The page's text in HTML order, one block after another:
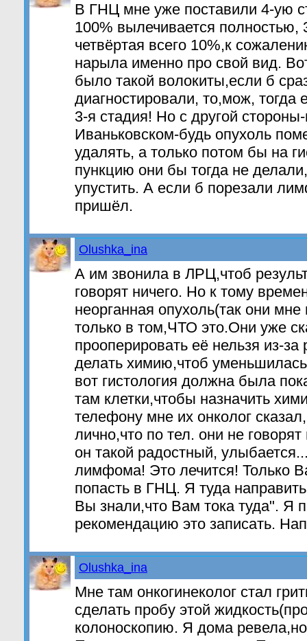
В ГНЦ мне уже поставили 4-ую
100% вылечивается полностью,
четвёртая всего 10%,к
нарыла именно про свой вид.
было такой волокиты,если б
диагностировали, то,мож,
3-я стадия! Но с другой
Иваньковском-будь опухоль
удалять, а только потом бы на
пункцию они бы тогда не
упустить. А если б порезали
пришёл.
Olushka_ina
А им звонила в ЛРЦ,чтоб
говорят ничего. Но к тому
неорганная опухоль(так они
только в том,ЧТО это.Они уже
прооперировать её нельзя из-
делать химию,чтоб
вот гистология должна была
там клетки,чтобы назначить
телефону мне их онколог
лично,что по тел. они не
он такой радостный,
лимфома! Это лечится! Только
попасть в ГНЦ. Я туда
Вы знали,что Вам тока туда". Я
рекомендацию это записать.
Olushka_ina
Мне там онкогинеколог стал
сделать пробу этой
колоноскопию. Я дома